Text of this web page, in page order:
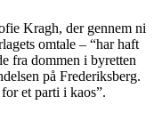
Kragh, der gennem ni
omtale – “har haft
fra dommen i byretten
på Frederiksberg.
et parti i kaos”.